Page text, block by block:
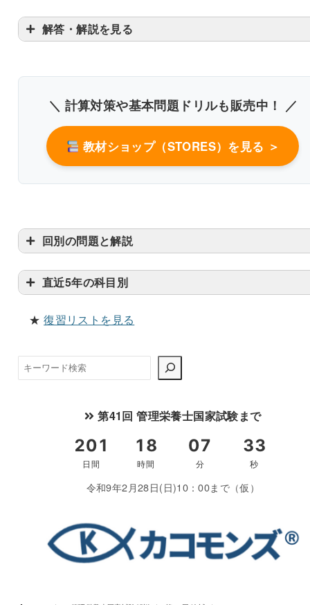
解答・解説を見る
＼ 計算対策や基本問題ドリルも販売中！ ／
教材ショップ（STORES）を見る ＞
回別の問題と解説
直近5年の科目別
★復習リストを見る
検
索
第41回 管理栄養士国家試験まで
令和9年2月28日(日)10：00まで（仮）